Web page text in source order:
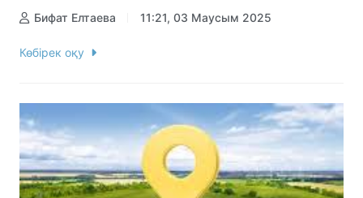
Бифат Елтаева 11:21, 03 Маусым 2025
Көбірек оқу